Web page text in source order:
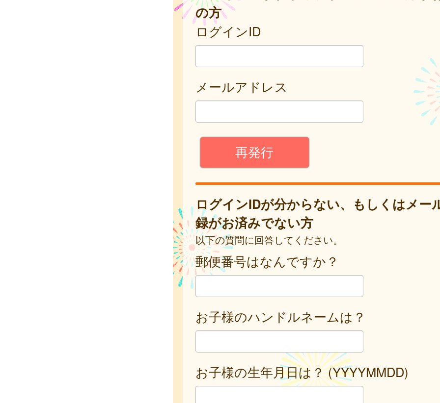
の方
ログインID
メールアドレス
ログインIDが分からない、もしくはメー
録がお済みでない方
以下の質問に回答してください。
郵便番号はなんですか？
お子様のハンドルネームは？
お子様の生年月日は？ (YYYYMMDD)